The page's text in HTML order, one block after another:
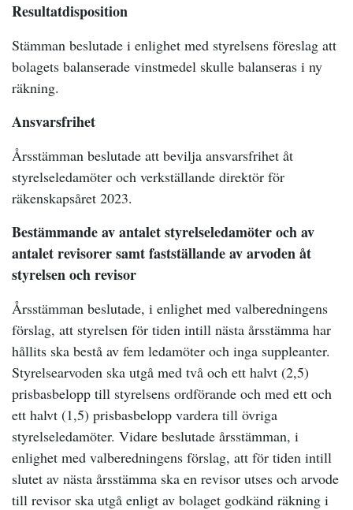
Resultatdisposition
Stämman beslutade i enlighet med styrelsens föreslag att
bolagets balanserade vinstmedel skulle balanseras i ny
räkning.
Ansvarsfrihet
Årsstämman beslutade att bevilja ansvarsfrihet åt
styrelseledamöter och verkställande direktör för
räkenskapsåret 2023.
Bestämmande av antalet styrelseledamöter och av
antalet revisorer samt fastställande av arvoden åt
styrelsen och revisor
Årsstämman beslutade, i enlighet med valberedningens
förslag, att styrelsen för tiden intill nästa årsstämma har
hållits ska bestå av fem ledamöter och inga suppleanter.
Styrelsearvoden ska utgå med två och ett halvt (2,5)
prisbasbelopp till styrelsens ordförande och med ett och
ett halvt (1,5) prisbasbelopp vardera till övriga
styrelseledamöter. Vidare beslutade årsstämman, i
enlighet med valberedningens förslag, att för tiden intill
slutet av nästa årsstämma ska en revisor utses och arvode
till revisor ska utgå enligt av bolaget godkänd räkning i